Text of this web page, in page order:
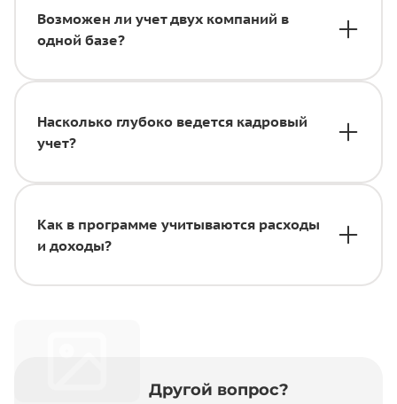
Возможен ли учет двух компаний в
одной базе?
Насколько глубоко ведется кадровый
учет?
Как в программе учитываются расходы
и доходы?
Другой вопрос?